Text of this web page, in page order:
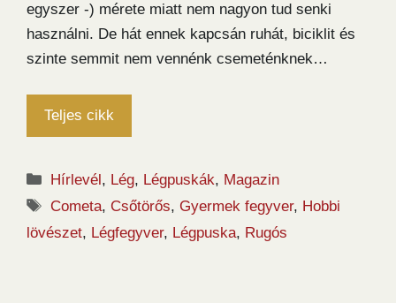
egyszer -) mérete miatt nem nagyon tud senki
használni. De hát ennek kapcsán ruhát, biciklit és
szinte semmit nem vennénk csemeténknek…
Teljes cikk
Kategória
Hírlevél, Lég, Légpuskák, Magazin
Címkék
Cometa, Csőtörős, Gyermek fegyver, Hobbi
lövészet, Légfegyver, Légpuska, Rugós